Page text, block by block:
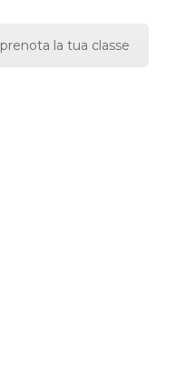
prenota la tua classe